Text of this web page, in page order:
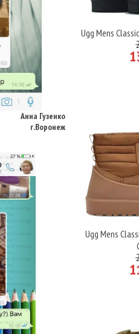
Анна Гузенко
г.Воронеж
Ugg Mens
Ugg Mens